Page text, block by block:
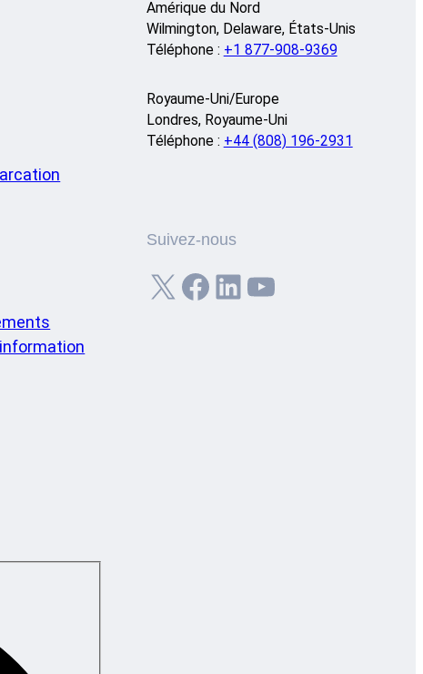
Amérique du Nord
Wilmington, Delaware, États-Unis
Téléphone : +1 877-908-9369
Royaume-Uni/Europe
Londres, Royaume-Uni
Téléphone : +44 (808) 196-2931
Suivez-nous
X Facebook LinkedIn YouTube